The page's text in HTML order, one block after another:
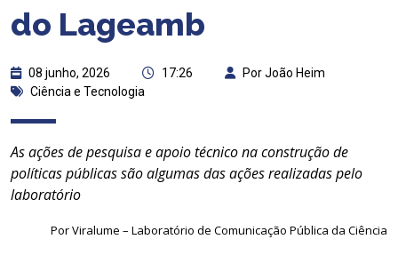
do Lageamb
08 junho, 2026 17:26
Por João Heim
Ciência e Tecnologia
As ações de pesquisa e apoio técnico na construção de
políticas públicas são algumas das ações realizadas pelo
laboratório
Por Viralume – Laboratório de Comunicação Pública da Ciência